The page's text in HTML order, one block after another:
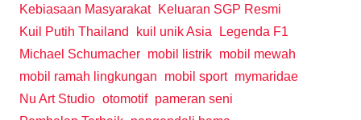
Kebiasaan Masyarakat
Keluaran SGP Resmi
Kuil Putih Thailand
kuil unik Asia
Legenda F1
Michael Schumacher mobil listrik mobil mewah
mobil ramah lingkungan
mobil sport mymaridae
Nu Art Studio otomotif pameran seni